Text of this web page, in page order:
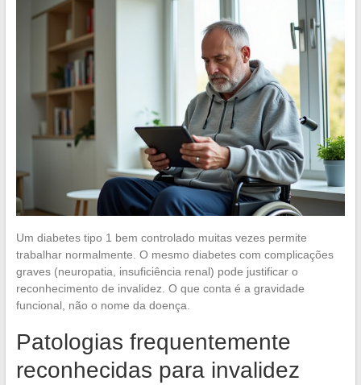
Um diabetes tipo 1 bem controlado muitas vezes permite
trabalhar normalmente. O mesmo diabetes com complicações
graves (neuropatia, insuficiência renal) pode justificar o
reconhecimento de invalidez. O que conta é a gravidade
funcional, não o nome da doença.
Patologias frequentemente
reconhecidas para invalidez